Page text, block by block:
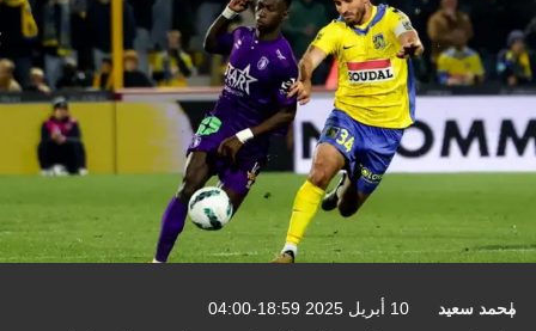
محمد سعيد 10 أبريل 2025 18:59-04:00